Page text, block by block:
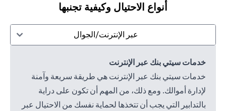
أنواع الاحتيال وكيفية تجنبها
عبر الإنترنت/الجوال
خدمات سيتي بنك عبر الإنترنت
خدمات سيتي بنك عبر الإنترنت هي طريقة سريعة وآمنة
لإدارة أموالك. ومع ذلك، من المهم أن تكون على دراية
بالتدابير التي يجب أن تتخذها لحماية نفسك من الاحتيال عبر